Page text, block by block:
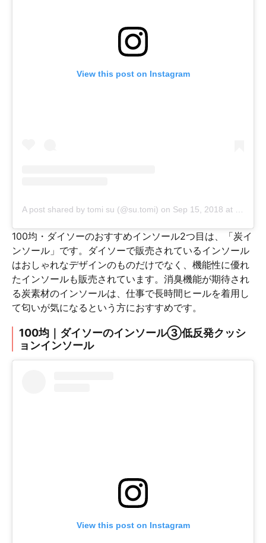
View this post on Instagram
A post shared by tomi su (@su.tomi) on Sep 15, 2018 at 9:36am PDT
100均・ダイソーのおすすめインソール2つ目は、「炭イ
ンソール」です。ダイソーで販売されているインソール
はおしゃれなデザインのものだけでなく、機能性に優れ
たインソールも販売されています。消臭機能が期待され
る炭素材のインソールは、仕事で長時間ヒールを着用し
て匂いが気になるという方におすすめです。
100均｜ダイソーのインソール③低反発クッシ
ョンインソール
View this post on Instagram